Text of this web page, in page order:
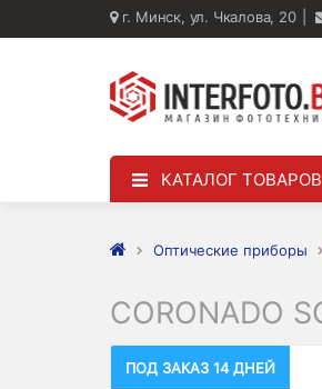
г. Минск, ул. Чкалова, 20
КАТАЛОГ ТОВАРОВ
Оптические приборы
CORONADO
ПОД ЗАКАЗ 14 ДНЕЙ